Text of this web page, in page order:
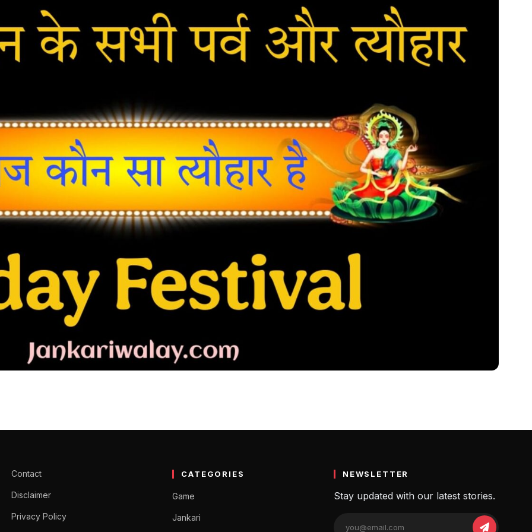
Contact
Disclaimer
Privacy Policy
CATEGORIES
Game
Jankari
NEWSLETTER
Stay updated with our latest stories.